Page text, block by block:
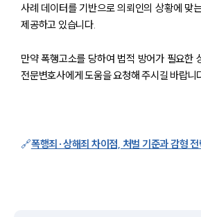
그룹소개
대륜의 강점
오시는 길
AI대륜
사례 데이터를 기반으로 의뢰인의 상황에 맞
제공하고 있습니다.
만약 폭행고소를 당하여 법적 방어가 필요한
전문변호사에게 도움을 요청해 주시길 바랍니
🔗폭행죄·상해죄 차이점, 처벌 기준과 감형